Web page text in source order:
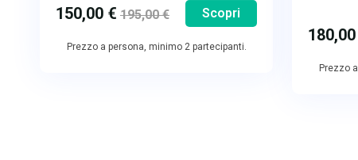
150,00 € 195,00€ Scopri
180,00